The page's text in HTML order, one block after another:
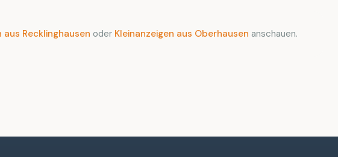
aus Recklinghausen oder Kleinanzeigen aus Oberhausen anschauen.